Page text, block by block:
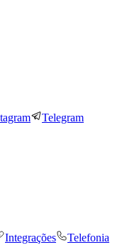
Telegram
Integrações
Telefonia